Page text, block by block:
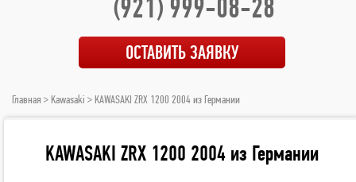
(921) 999-08-28
ОСТАВИТЬ ЗАЯВКУ
Главная > Kawasaki > KAWASAKI ZRX 1200 2004 из Германии
KAWASAKI ZRX 1200 2004 из Германии